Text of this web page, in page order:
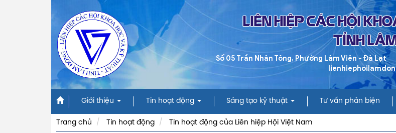
LIÊN HIỆP CÁC HỘI
TỈNH
Số 05 Trần Nhân Tông, Phường Lâm Viên - Đà Lạt
Giới thiệu Tin hoạt động Sáng tạo kỹ thuật Tư vấn phản biện
Trang chủ Tin hoạt động Tin hoạt động của Liên hiệp Hội Việt Nam